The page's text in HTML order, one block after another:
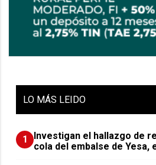
LO MÁS LEIDO
1
Investigan el hallazgo de
cola del embalse de Yesa,